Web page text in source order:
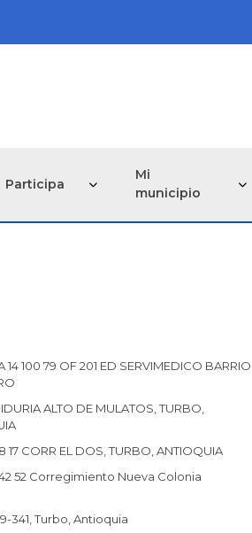
Participa
Mi
municipio
14 100 79 OF 201 ED SERVIMEDICO BARRIO
ALTO DE MULATOS, TURBO,
17 CORR EL DOS, TURBO, ANTIOQUIA
52 Corregimiento Nueva Colonia
341, Turbo, Antioquia